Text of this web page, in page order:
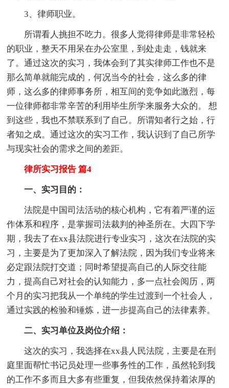
3、律师职业。
所谓看人挑担不吃力。很多人觉得律师是非常轻松
的职业，整天不用呆在办公室里，到处走走，钱就来
了。通过这次的实习，我体会到了其实律师工作也不是
那么简单就能完成的，何况当今的社会，这么多的律
师，这么多的律师事务所，相互间的竞争如此激烈，每
一位律师都非常辛苦的利用毕生所学来服务大众的。 想
到这些，我也不禁联系到了自己。所谓知者行之始，行
者知之成。通过这次的实习工作，我认识到了自己所学
与现实社会的需求之间的差距。
律所实习报告 篇4
一、实习目的：
法院是中国司法活动的核心机构，它有着严谨的运
作体系和程序，是掌握司法裁判的神圣所在。大四下学
期，我去了在xx县法院进行专业实习，这次在法院的实
习，主要是为了更加深入了解法院，因为我们专业将来
必定跟法院打交道；同时希望提高自己的人际交往能
力，提高自己对社会的认知能力，多一点社会阅历，两
个月的实习把我从一个单纯的学生过渡到一个社会人，
通过实践的检验和锤炼，进一步提高自己的法律素养。
二、实习单位及岗位介绍：
这次的实习，我选择在xx县人民法院，主要是在刑
庭里面帮忙书记员处理一些事务性的工作，虽然轮到我
的工作不多而且大多有些重复，但我依然保持着浓厚的